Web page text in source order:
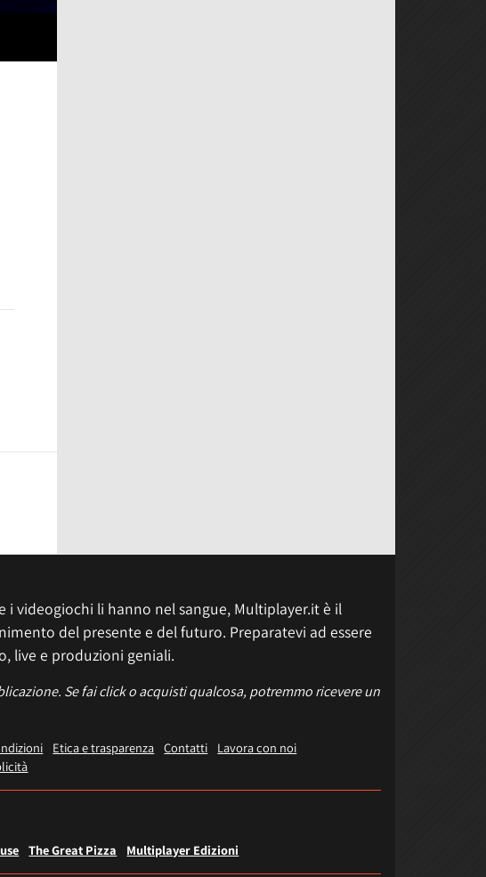
videogiochi li hanno nel sangue, Multiplayer.it è il
del presente e del futuro. Preparatevi ad essere
live e produzioni geniali.
Se fai click o acquisti qualcosa, potremmo ricevere un
Etica e trasparenza Contatti
Lavora con noi
The Great Pizza Multiplayer Edizioni